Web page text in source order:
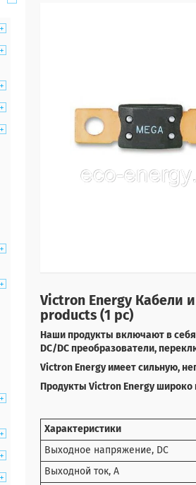
Victron Energy Кабели
products (1 pc)
Наши продукты включают в
DC/DC преобразователи,
Victron Energy имеет сильную,
Продукты Victron Energyшироко
Характеристики
Выходное напряжение, DC
Выходной ток, А